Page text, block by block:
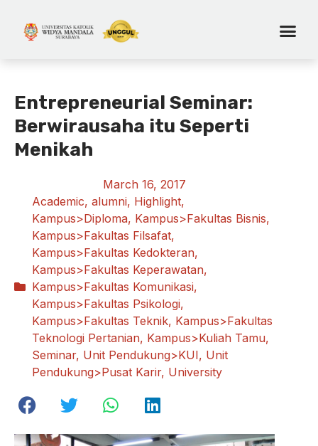
Entrepreneurial Seminar:
Berwirausaha itu Seperti
Menikah
March 16, 2017
Academic, alumni, Highlight,
Kampus>Diploma, Kampus>Fakultas Bisnis,
Kampus>Fakultas Filsafat,
Kampus>Fakultas Kedokteran,
Kampus>Fakultas Keperawatan,
Kampus>Fakultas Komunikasi,
Kampus>Fakultas Psikologi,
Kampus>Fakultas Teknik, Kampus>Fakultas
Teknologi Pertanian, Kampus>Kuliah Tamu,
Seminar, Unit Pendukung>KUI, Unit
Pendukung>Pusat Karir, University